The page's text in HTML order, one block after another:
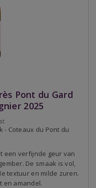
Pont du Gard
2025
- Coteaux du Pont du
een verfijnde geur van
De smaak is vol,
textuur en milde zuren.
en amandel.